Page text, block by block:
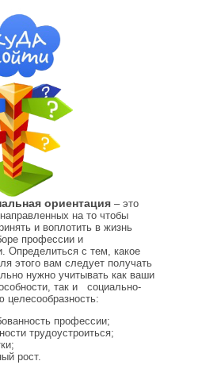
ориентация – это
на то чтобы
и воплотить в жизнь
профессии и
Определиться с тем, какое
этого вам следует получать
нужно учитывать как ваши
так и социально-
целесообразность:
профессии;
трудоустроиться;
рост.